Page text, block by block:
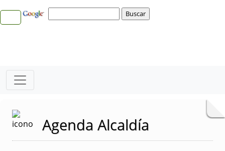
Agenda Alcaldía